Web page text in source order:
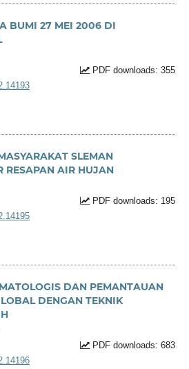
BUMI 27 MEI 2006 DI
PDF downloads: 355
SLEMAN
RESAPAN AIR HUJAN
PDF downloads: 195
DAN PEMANTAUAN
DENGAN TEKNIK
PDF downloads: 683